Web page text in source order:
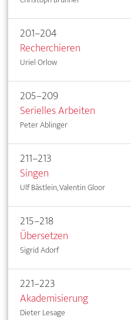
201–204
Recherchieren
Uriel Orlow
205–209
Serielles Arbeiten
Peter Ablinger
211–213
Singen
Ulf Bästlein, Valentin Gloor
215–218
Übersetzen
Sigrid Adorf
221–223
Akademisierung
Dieter Lesage